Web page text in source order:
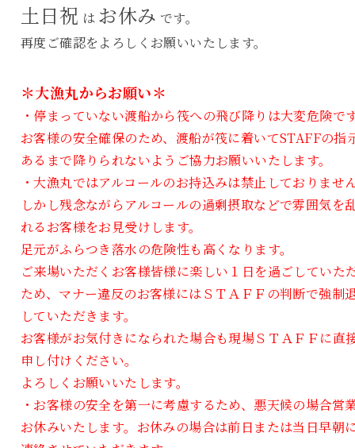
土日祝 は お休み です。
再度ご確認をよろしくお願いいたします。
＊大漁丸からお願い＊
・停まっていない渡船から筏への飛び降りは大変危険で
お客様の安全確保のため、渡船が筏に着いてSTAFFの指
あるまで降りられないようご協力お願いいたします。
・大漁丸ではアルコールのお持込みは禁止しておりませ
しかし残念ながらアルコールの過剰摂取などで雰囲気を
れるお客様をお見受けします。
足元がふらつき落水の危険性も高くなります。
ご来場いただくお客様皆様に楽しい１日を過ごしていた
ため、マナー違反のお客様にはＳＴＡＦＦの判断で強制
していただきます。
お客様がお気付きになられた場合も現場ＳＴＡＦＦに直
申し付けください。
よろしくお願いいたします。
・お客様の安全を第一に考慮するため、悪天候の場合営
お休みいたします。お休みの場合は前日または当日早朝